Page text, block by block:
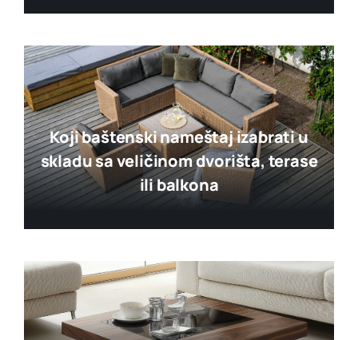
Koji baštenski nameštaj izabrati u
skladu sa veličinom dvorišta, terase
ili balkona